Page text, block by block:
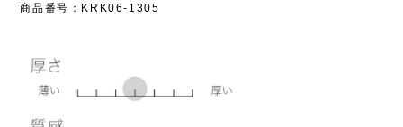
商品番号：KRK06-1305